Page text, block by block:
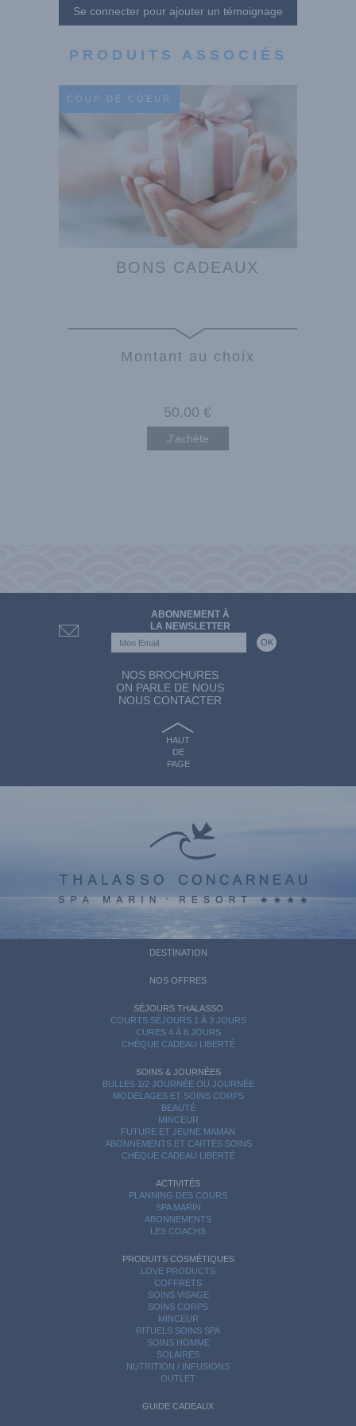
Se connecter pour ajouter un témoignage
PRODUITS ASSOCIÉS
COUP DE COEUR
BONS CADEAUX
Montant au choix
50,00 €
J'achète
ABONNEMENT À
LA NEWSLETTER
NOS BROCHURES
ON PARLE DE NOUS
NOUS CONTACTER
HAUT
DE
PAGE
DESTINATION
NOS OFFRES
SÉJOURS THALASSO
COURTS SÉJOURS 1 À 3 JOURS
CURES 4 À 6 JOURS
CHÈQUE CADEAU LIBERTÉ
SOINS & JOURNÉES
BULLES 1/2 JOURNÉE OU JOURNÉE
MODELAGES ET SOINS CORPS
BEAUTÉ
MINCEUR
FUTURE ET JEUNE MAMAN
ABONNEMENTS ET CARTES SOINS
CHÈQUE CADEAU LIBERTÉ
ACTIVITÉS
PLANNING DES COURS
SPA MARIN
ABONNEMENTS
LES COACHS
PRODUITS COSMÉTIQUES
LOVE PRODUCTS
COFFRETS
SOINS VISAGE
SOINS CORPS
MINCEUR
RITUELS SOINS SPA
SOINS HOMME
SOLAIRES
NUTRITION / INFUSIONS
OUTLET
GUIDE CADEAUX